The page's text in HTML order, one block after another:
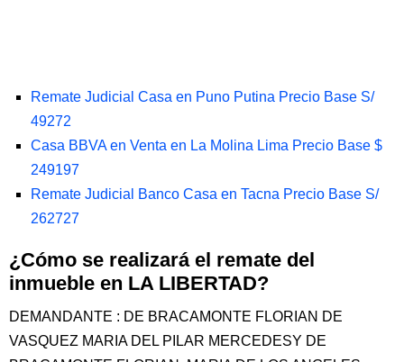
Remate Judicial Casa en Puno Putina Precio Base S/
49272
Casa BBVA en Venta en La Molina Lima Precio Base $
249197
Remate Judicial Banco Casa en Tacna Precio Base S/
262727
¿Cómo se realizará el remate del
inmueble en LA LIBERTAD?
DEMANDANTE : DE BRACAMONTE FLORIAN DE
VASQUEZ MARIA DEL PILAR MERCEDESY DE